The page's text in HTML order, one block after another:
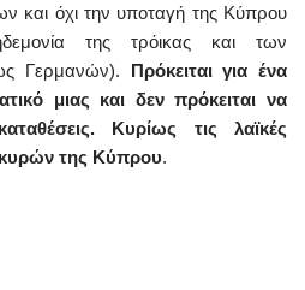
και όχι την υποταγή της Κύπρου
της τρόικας και των
Γερμανών). Πρόκειται για ένα
μιας και δεν πρόκειται να
Κυρίως τις λαϊκές
της Κύπρου.